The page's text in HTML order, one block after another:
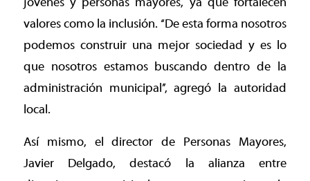
valores como la inclusión. ‘‘De esta forma nosotros
podemos construir una mejor sociedad y es lo
que nosotros estamos buscando dentro de la
administración municipal’’, agregó la autoridad
local.
Así mismo, el director de Personas Mayores,
Javier Delgado, destacó la alianza entre